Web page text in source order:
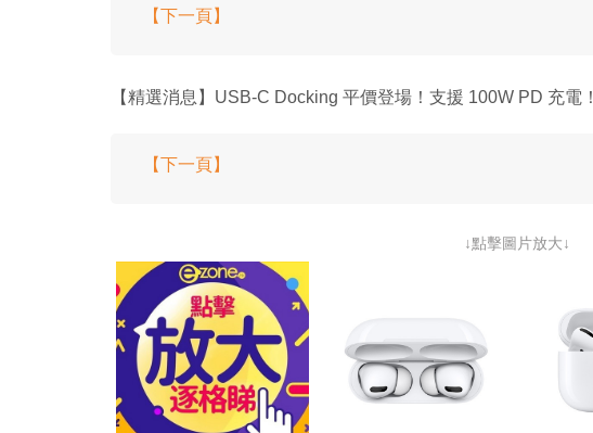
【下一頁】
【精選消息】USB-C Docking 平價登場！支援 100W PD 充電！
【下一頁】
↓點擊圖片放大↓